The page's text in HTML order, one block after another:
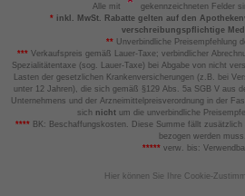
Alle mit
gekennzeichneten Felder
*inkl. MwSt. Rabatte gelten auf den
verschreibungspflichtige
** Unverbindliche Preisempfehlung
*** Verkaufspreis gemäß Lauer-Taxe; verbindlicher
Spezialitätentaxe (sog. Lauer-Taxe) bei Abgabe von nicht
Lasten der gesetzlichen Krankenversicherungen (z.B. bei
unter 12 Jahren), die sich gemäß §129 Abs. 5a SGB V aus
Unternehmens und der Arzneimittelpreisverordnung in der
sich nicht um die unverbindliche
****BK: Beschaffungskosten. Diese Summe fällt
bezogen werden muss.
*****verw. bis:
Hier können Sie Ihre Cookie-